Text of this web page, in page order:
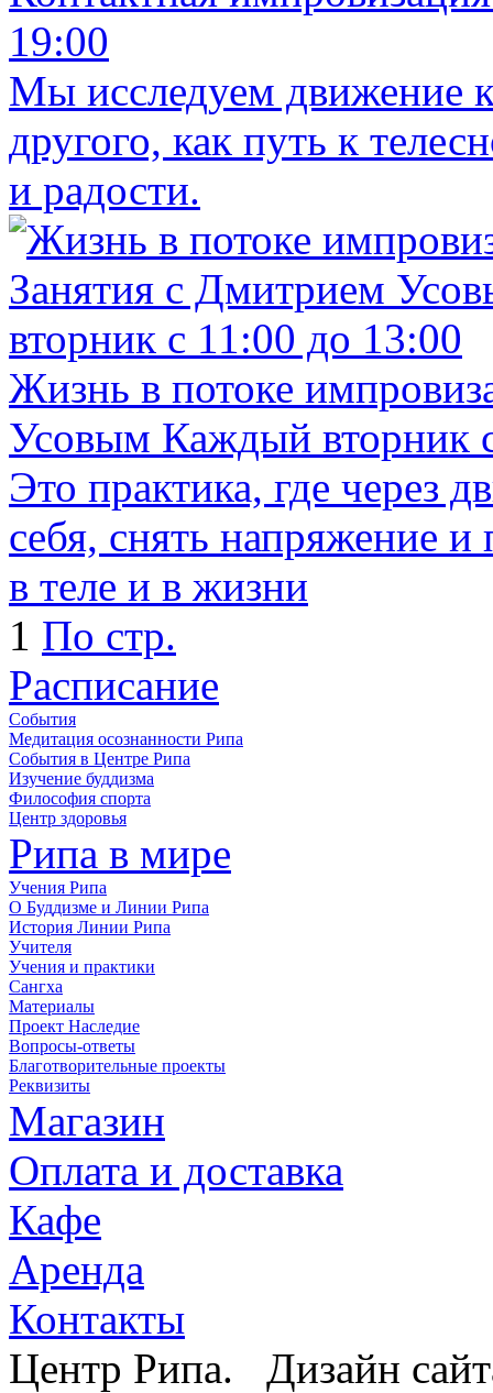
19:00
Мы исследуем движение
другого, как путь к
и радости.
Жизнь в потоке
Усовым Каждый вторник
Это практика, где через
себя, снять напряжение
в теле и в жизни
1 По стр.
Расписание
События
Медитация осознанности Рипа
События в Центре Рипа
Изучение буддизма
Философия спорта
Центр здоровья
Рипа в мире
Учения Рипа
О Буддизме и Линии Рипа
История Линии Рипа
Учителя
Учения и практики
Сангха
Материалы
Проект Наследие
Вопросы-ответы
Благотворительные проекты
Реквизиты
Магазин
Оплата и доставка
Кафе
Аренда
Контакты
Центр Рипа. Дизайн